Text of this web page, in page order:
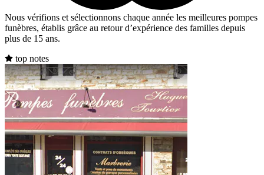
Nous vérifions et sélectionnons chaque année les meilleures pompes
funèbres, établis grâce au retour d’expérience des familles depuis
plus de 15 ans.
top notes